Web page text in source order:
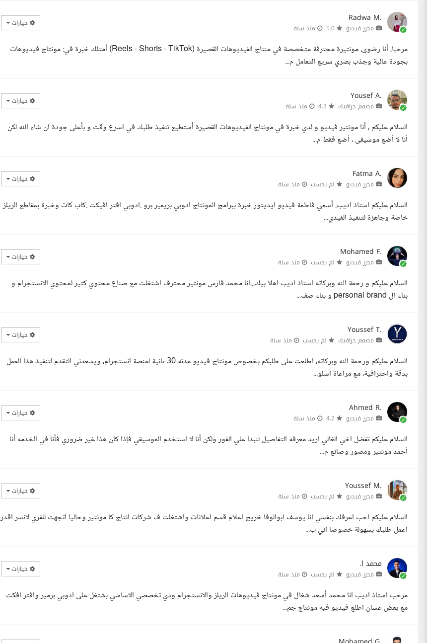
Radwa M.
محرر فيديو منذ سنة خيارات
مرحبا، أنا رضوى، مونتيرة محترفة متخصصة في منتاج الفيديوهات القصيرة (Reels - Shorts - TikTok) أمتلك خبرة في: مونتاج فيديوهات
بجودة عالية وجذب بصري سريع التعامل م...
Yousef A.
مصمم جرافيك منذ سنة خيارات
السلام عليكم ، أنا مونتير فيديو و لدي خبرة في مونتاج الفيديوهات القصيرة أستطيع تنفيذ طلبك في اسرع وقت و بأعلى جودة ان شاء الله لكن
أنا لا أضع موسيقى ، أضع فقط م...
Fatma A.
محرر فيديو لم يحسب منذ سنة خيارات
السلام عليكم استاذ اديب. أسمي فاطمة فيديو ايديتور خبرة ببرامج المونتاج ادوبي بريمير برو .ادوبي افتر افيكت .كاب كات وخبرة بمقاطع الريلز
خاصة وجاهزة لتنفيذ الفيدي...
Mohamed F.
محرر فيديو لم يحسب منذ سنة خيارات
السلام عليكم و رحمة الله وبركاته استاذ اديب اهلا بيك...انا محمد فارس مونتير محترف اشتغلت مع صناع محتوي كتير لمحتوي الانستجرام و
بناء ال personal brand و بناء صف...
Youssef T.
مصمم جرافيك لم يحسب منذ سنة خيارات
السلام عليكم ورحمة الله وبركاته، اطلعت على طلبكم بخصوص مونتاج فيديو مدته 30 ثانية لمنصة إنستجرام، ويسعدني التقدم لتنفيذ هذا العمل
بدقة واحترافية، مع مراعاة أسلو...
Ahmed R.
محرر فيديو منذ سنة خيارات
السلام عليكم تفضل اخي الغالي اريد معرفه التفاصيل لنبدا علي الفور ولكن أنا لا استخدم الموسيقي فإذا كان هذا غير ضروري فأنا في الخدمه أنا
أحمد مونتير ومصور وصانع م...
Youssef M.
محرر فيديو لم يحسب منذ سنة خيارات
السلام عليكم احب اعرفك بنفسي انا يوسف ابوالوفا خريج اعلام قسم اعلانات واشتغلت ف شركات انتاج كا مونتير وحاليا اتجهت للفري لانسر اقدر
اعمل طلبك بسهولة خصوصا اني ب...
محمد ا.
محرر فيديو لم يحسب منذ سنة خيارات
مرحب استاذ اديب انا محمد أسعد شغال في مونتاج فيديوهات الريلز والانستجرام ودي تخصصي الاساسي بشتغل على ادوبي برمير وافتر افكت
مع بعض عشان اطلع فيديو فيه مونتاج جم...